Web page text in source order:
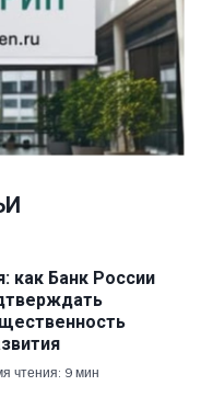
как Банк России
чтения: 9 мин